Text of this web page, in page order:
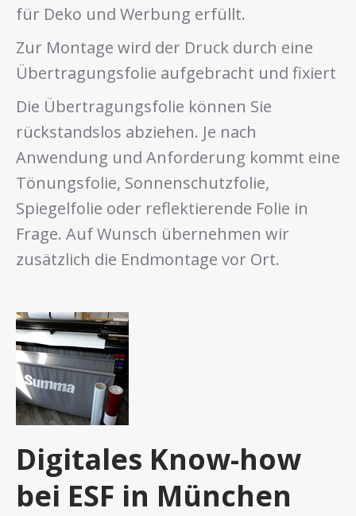
für Deko und Werbung erfüllt.
Zur Montage wird der Druck durch eine
Übertragungsfolie aufgebracht und fixiert
Die Übertragungsfolie können Sie
rückstandslos abziehen. Je nach
Anwendung und Anforderung kommt eine
Tönungsfolie, Sonnenschutzfolie,
Spiegelfolie oder reflektierende Folie in
Frage. Auf Wunsch übernehmen wir
zusätzlich die Endmontage vor Ort.
Digitales Know-how
bei ESF in München